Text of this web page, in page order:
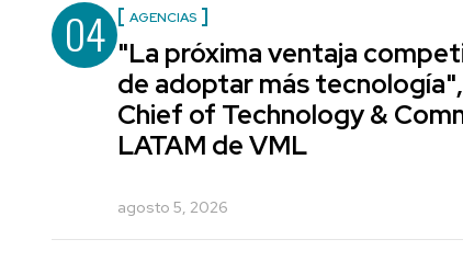
04 AGENCIAS
"La próxima ventaja
de adoptar más
Chief of Technology &
LATAM de VML
agosto 5, 2026